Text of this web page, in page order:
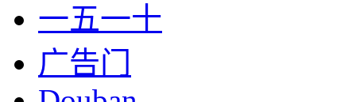
一五一十
广告门